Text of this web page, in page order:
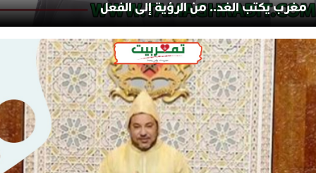
مغرب يكتب الغد.. من الرؤية إلى الفعل